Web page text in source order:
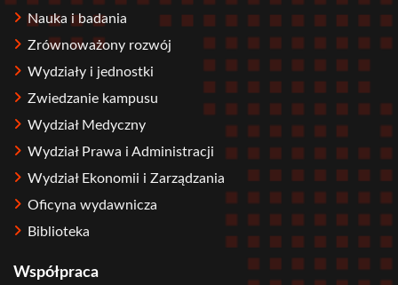
Nauka i badania
Zrównoważony rozwój
Wydziały i jednostki
Zwiedzanie kampusu
Wydział Medyczny
Wydział Prawa i Administracji
Wydział Ekonomii i Zarządzania
Oficyna wydawnicza
Biblioteka
Współpraca